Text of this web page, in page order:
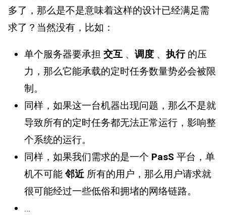
多了，那么是不是意味着这样的设计已经满足需
求了？当然没有，比如：
单个服务器要承担 交互 、 调度 、 执行的压
力，那么它能承载的定时任务数量势必会被限
制。
同样，如果这一台机器出现问题，那么不是就
导致所有的定时任务都无法正常运行，影响整
个系统的运行。
同样，如果我们需求的是一个 PasS 平台，单
机不可能 邻近所有的用户，那么用户请求就
很可能经过一些低俗和拥堵的网络链路。
…